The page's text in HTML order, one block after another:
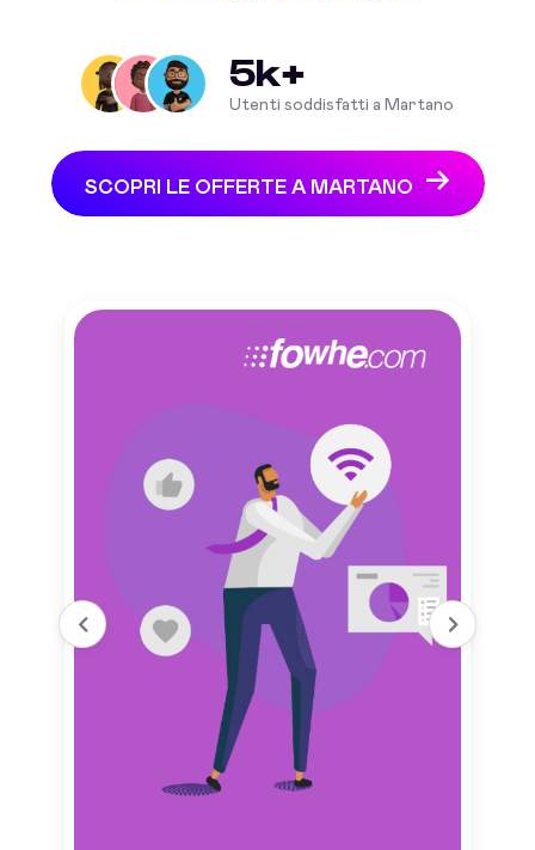
5k+
Utenti soddisfatti a Martano
SCOPRI LE OFFERTE A MARTANO